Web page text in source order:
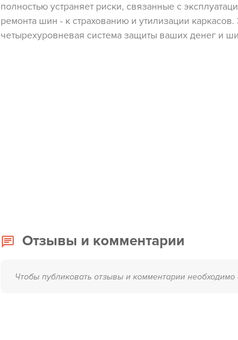
полностью устраняет риски, связанные с
ремонта шин - к страхованию и утилизации
четырехуровневая система защиты ваших денег и
Отзывы и комментарии
Чтобы публиковать отзывы и комментарии необходимо